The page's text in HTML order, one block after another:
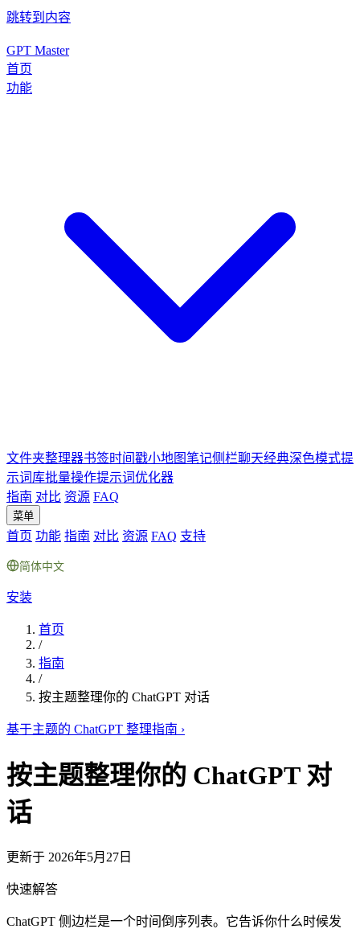
跳转到内容
GPT Master
首页
功能
文件夹整理器书签时间戳小地图笔记侧栏聊天经典深色模式提
示词库批量操作提示词优化器
指南 对比 资源 FAQ
菜单
首页 功能 指南 对比 资源 FAQ 支持
简体中文
安装
首页
/
指南
/
按主题整理你的 ChatGPT 对话
基于主题的 ChatGPT 整理指南 ›
按主题整理你的 ChatGPT 对
话
更新于 2026年5月27日
快速解答
ChatGPT 侧边栏是一个时间倒序列表。它告诉你什么时候发